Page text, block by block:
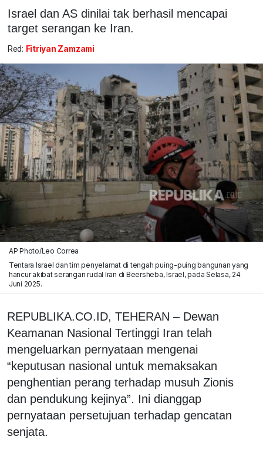
Israel dan AS dinilai tak berhasil mencapai
target serangan ke Iran.
Red: Fitriyan Zamzami
AP Photo/Leo Correa
Tentara Israel dan tim penyelamat di tengah puing-puing bangunan yang
hancur akibat serangan rudal Iran di Beersheba, Israel, pada Selasa, 24
Juni 2025.
REPUBLIKA.CO.ID, TEHERAN – Dewan
Keamanan Nasional Tertinggi Iran telah
mengeluarkan pernyataan mengenai
“keputusan nasional untuk memaksakan
penghentian perang terhadap musuh Zionis
dan pendukung kejinya”. Ini dianggap
pernyataan persetujuan terhadap gencatan
senjata.